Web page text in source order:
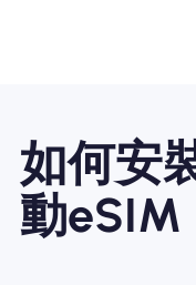
如何安
動eSIM